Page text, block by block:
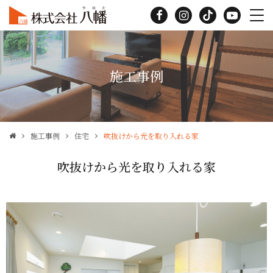
施工事例
施工事例 住宅 吹抜けから光を取り入れる家
吹抜けから光を取り入れる家